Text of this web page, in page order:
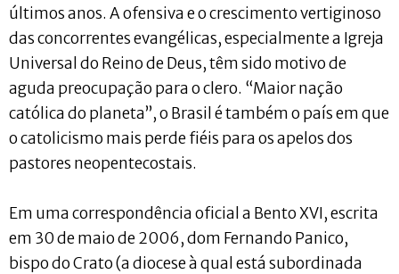
últimos anos. A ofensiva e o crescimento vertiginoso
das concorrentes evangélicas, especialmente a Igreja
Universal do Reino de Deus, têm sido motivo de
aguda preocupação para o clero. “Maior nação
católica do planeta”, o Brasil é também o país em que
o catolicismo mais perde fiéis para os apelos dos
pastores neopentecostais.
Em uma correspondência oficial a Bento XVI, escrita
em 30 de maio de 2006, dom Fernando Panico,
bispo do Crato (a diocese à qual está subordinada